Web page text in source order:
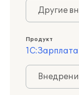
Другие
Продукт